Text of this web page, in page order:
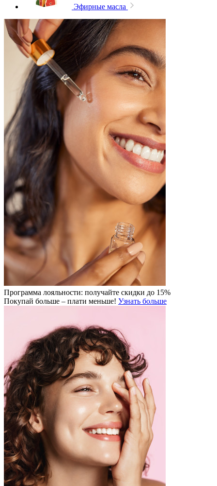
Эфирные масла
Программа лояльности: получайте скидки до 15%
Покупай больше – плати меньше! Узнать больше